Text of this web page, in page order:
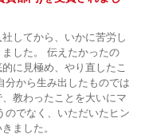
してから、いかに苦労し
した。 伝えたかったの
に見極め、やり直したこ
分から生み出したものでは
教わったことを大いにマ
のでなく、いただいたヒン
ました。